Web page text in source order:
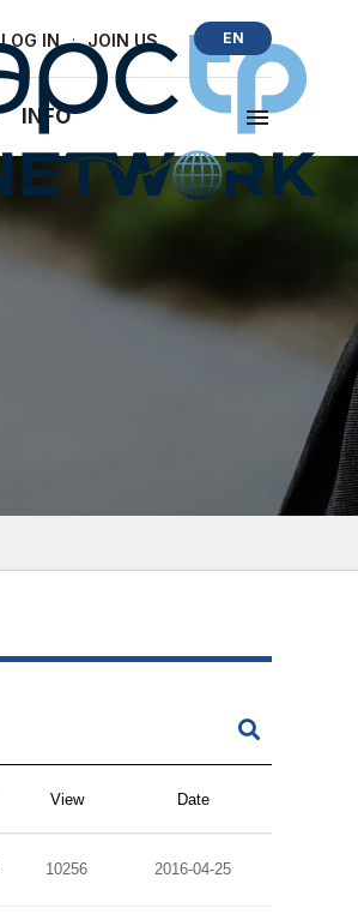
LOG IN · JOIN US EN
INFO
View Date
10256 2016-04-25